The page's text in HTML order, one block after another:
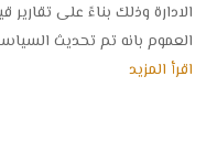
العموم بانه تم تحديث
اقرأ المزيد